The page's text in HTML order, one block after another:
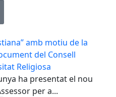
amb motiu de la
del Consell
Religiosa
ha presentat el nou
per a...